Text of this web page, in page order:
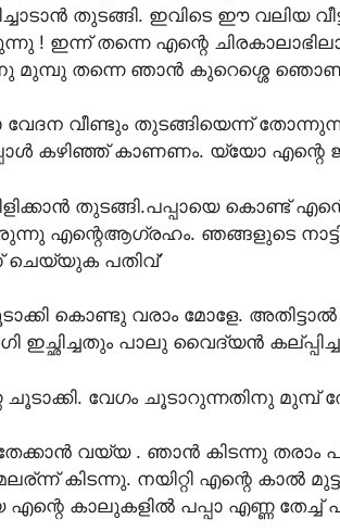
തുടങ്ങി. ഇവിടെ ഈ വലിയ
! ഇന്ന് തന്നെ എന്റെ
മുമ്പു തന്നെ ഞാന്‍ കുറെശ്ശെ
വേദന വീണ്ടും തുടങ്ങിയെന്ന്
കഴിഞ്ഞ് കാണണം. യ്യോ എന്റെ
തുടങ്ങി.പപ്പായെ കൊണ്ട്
എന്റെആഗ്രഹം. ഞങ്ങളുടെ
പതിവ്’
കൊണ്ടു വരാം മോളേ. അതിട്ടാല്‍
ഇച്ഛിച്ചതും പാലു വൈദ്യന്‍
വേഗം ചൂടാറുന്നതിനു മുമ്പ്
തേക്കാന്‍ വയ്യ . ഞാന്‍ കിടന്നു തരാം
കിടന്നു. നയിറ്റി എന്റെ കാല്‍
കാലുകളില്‍ പപ്പാ എണ്ണ തേച്ച്